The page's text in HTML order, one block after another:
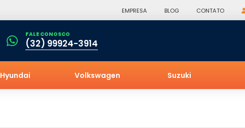
EMPRESA BLOG CONTATO
FALE CONOSCO
(32) 99924-3914
Hyundai Volkswagen Suzuki